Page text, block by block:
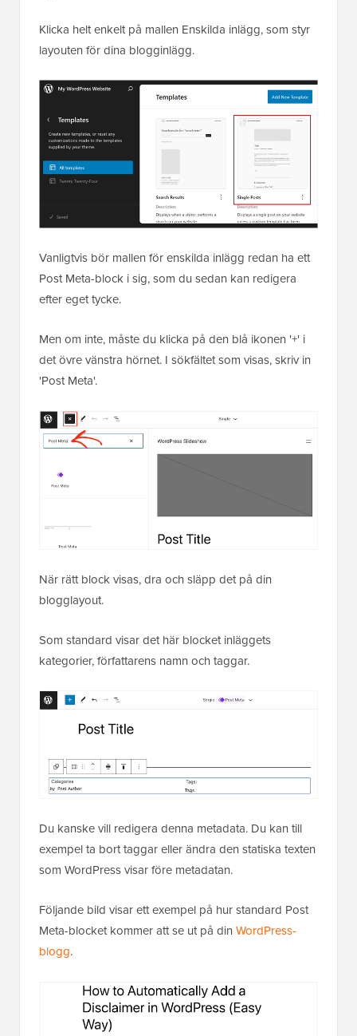
Klicka helt enkelt på mallen Enskilda inlägg, som styr
layouten för dina blogginlägg.
Vanligtvis bör mallen för enskilda inlägg redan ha ett
Post Meta-block i sig, som du sedan kan redigera
efter eget tycke.
Men om inte, måste du klicka på den blå ikonen '+' i
det övre vänstra hörnet. I sökfältet som visas, skriv in
'Post Meta'.
När rätt block visas, dra och släpp det på din
blogglayout.
Som standard visar det här blocket inläggets
kategorier, författarens namn och taggar.
Du kanske vill redigera denna metadata. Du kan till
exempel ta bort taggar eller ändra den statiska texten
som WordPress visar före metadatan.
Följande bild visar ett exempel på hur standard Post
Meta-blocket kommer att se ut på din WordPress-
blogg.